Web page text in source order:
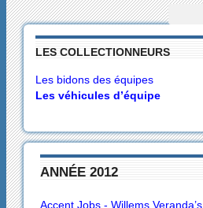
LES COLLECTIONNEURS
Les bidons des équipes
Les véhicules d’équipe
ANNÉE 2012
Accent Jobs - Willems Veranda’s